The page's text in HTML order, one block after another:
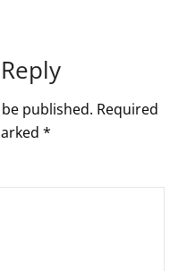
published. Required
*